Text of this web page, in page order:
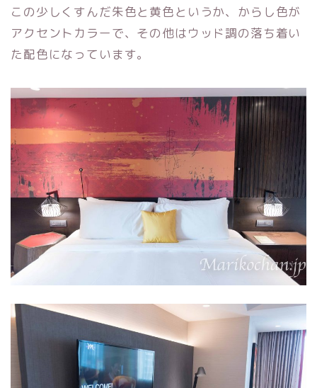
この少しくすんだ朱色と黄色というか、からし色が
アクセントカラーで、その他はウッド調の落ち着い
た配色になっています。